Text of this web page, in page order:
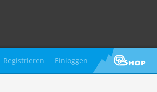
Registrieren Einloggen